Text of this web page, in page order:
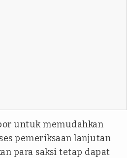
untuk memudahkan
pemeriksaan lanjutan
para saksi tetap dapat